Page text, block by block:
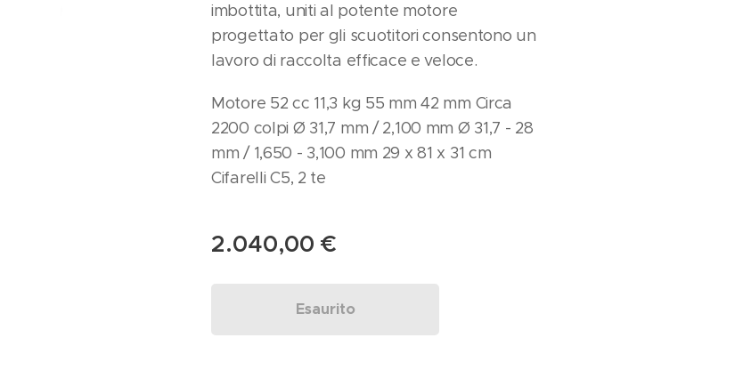
imbottita, uniti al potente motore
progettato per gli scuotitori consentono un
lavoro di raccolta efficace e veloce.
Motore 52 cc 11,3 kg 55 mm 42 mm Circa
2200 colpi Ø 31,7 mm / 2,100 mm Ø 31,7 - 28
mm / 1,650 - 3,100 mm 29 x 81 x 31 cm
Cifarelli C5, 2 te
2.040,00 €
Esaurito